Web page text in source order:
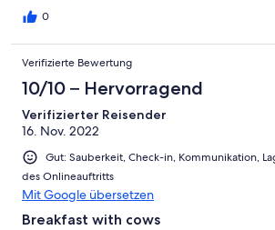
and would recommend it to anyone wanting
0
Verifizierte Bewertung
10/10 – Hervorragend
Verifizierter Reisender
16. Nov. 2022
Gut: Sauberkeit, Check-in, Kommunikation,
des Onlineauftritts
Mit Google übersetzen
Breakfast with cows